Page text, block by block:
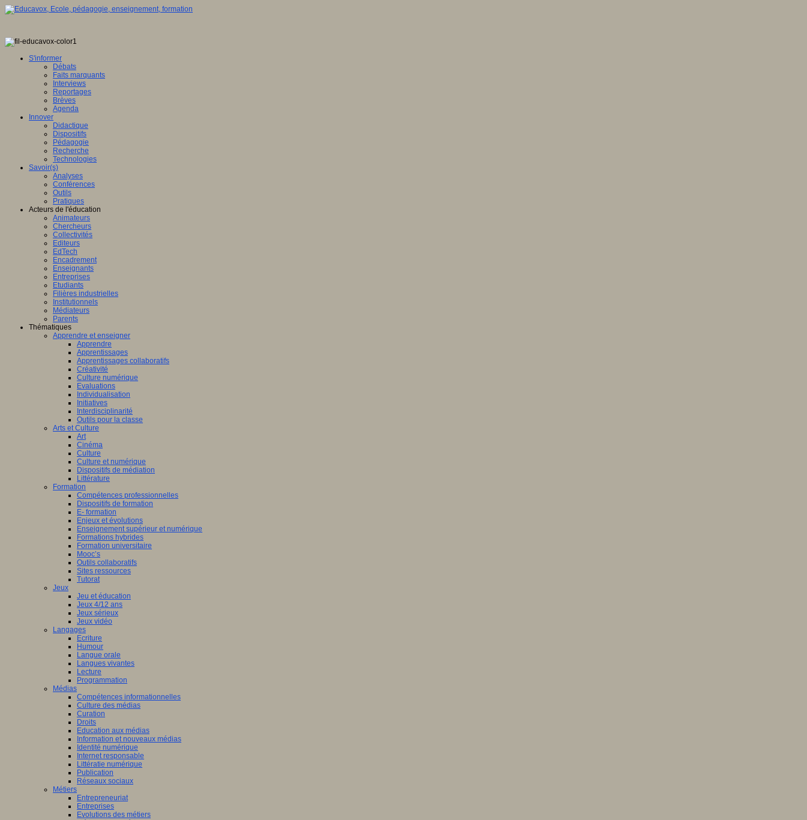
S'informer
Débats
Faits marquants
Interviews
Reportages
Brèves
Agenda
Innover
Didactique
Dispositifs
Pédagogie
Recherche
Technologies
Savoir(s)
Analyses
Conférences
Outils
Pratiques
Acteurs de l'éducation
Animateurs
Chercheurs
Collectivités
Editeurs
EdTech
Encadrement
Enseignants
Entreprises
Etudiants
Filières industrielles
Institutionnels
Médiateurs
Parents
Thématiques
Apprendre et enseigner
Apprendre
Apprentissages
Apprentissages collaboratifs
Créativité
Culture numérique
Evaluations
Individualisation
Initiatives
Interdisciplinarité
Outils pour la classe
Arts et Culture
Art
Cinéma
Culture
Culture et numérique
Dispositifs de médiation
Littérature
Formation
Compétences professionnelles
Dispositifs de formation
E- formation
Enjeux et évolutions
Enseignement supérieur et numérique
Formations hybrides
Formation universitaire
Mooc’s
Outils collaboratifs
Sites ressources
Tutorat
Jeux
Jeu et éducation
Jeux 4/12 ans
Jeux sérieux
Jeux vidéo
Langages
Ecriture
Humour
Langue orale
Langues vivantes
Lecture
Programmation
Médias
Compétences informationnelles
Culture des médias
Curation
Droits
Education aux médias
Information et nouveaux médias
Identité numérique
Internet responsable
Littératie numérique
Publication
Réseaux sociaux
Métiers
Entrepreneuriat
Entreprises
Evolutions des métiers